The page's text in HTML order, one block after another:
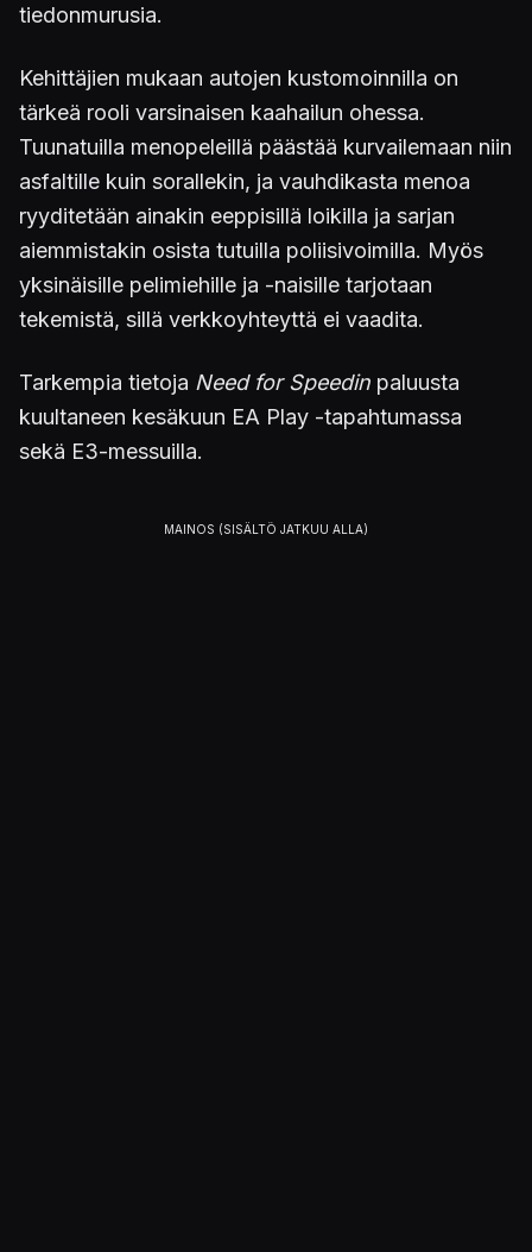
tiedonmurusia.
Kehittäjien mukaan autojen kustomoinnilla on
tärkeä rooli varsinaisen kaahailun ohessa.
Tuunatuilla menopeleillä päästää kurvailemaan niin
asfaltille kuin sorallekin, ja vauhdikasta menoa
ryyditetään ainakin eeppisillä loikilla ja sarjan
aiemmistakin osista tutuilla poliisivoimilla. Myös
yksinäisille pelimiehille ja -naisille tarjotaan
tekemistä, sillä verkkoyhteyttä ei vaadita.
Tarkempia tietoja Need for Speedin paluusta
kuultaneen kesäkuun EA Play -tapahtumassa
sekä E3-messuilla.